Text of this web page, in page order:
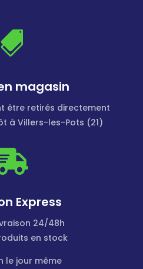

magasin
être retirés directement
à Villers-les-Pots (21)
Express
24/48h
en stock
le jour même